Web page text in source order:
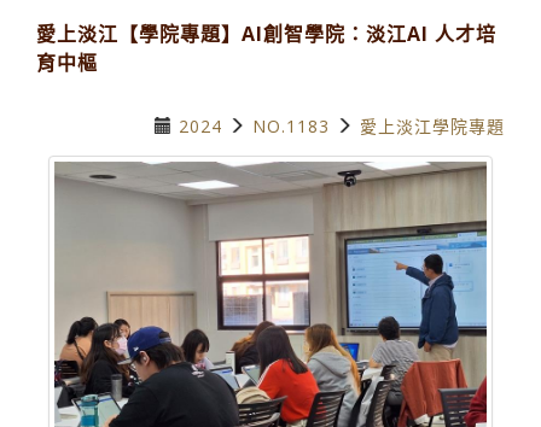
愛上淡江【學院專題】AI創智學院：淡江AI 人才培
育中樞
2024 NO.1183 愛上淡江學院專題